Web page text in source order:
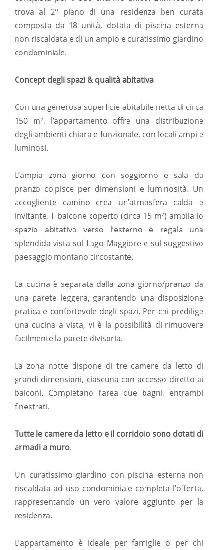
trova al 2° piano di una residenza ben curata
composta da 18 unità, dotata di piscina esterna
non riscaldata e di un ampio e curatissimo giardino
condominiale.
Concept degli spazi & qualità abitativa
Con una generosa superficie abitabile netta di circa
150 m², l’appartamento offre una distribuzione
degli ambienti chiara e funzionale, con locali ampi e
luminosi.
L’ampia zona giorno con soggiorno e sala da
pranzo colpisce per dimensioni e luminosità. Un
accogliente camino crea un’atmosfera calda e
invitante. Il balcone coperto (circa 15 m²) amplia lo
spazio abitativo verso l’esterno e regala una
splendida vista sul Lago Maggiore e sul suggestivo
paesaggio montano circostante.
La cucina è separata dalla zona giorno/pranzo da
una parete leggera, garantendo una disposizione
pratica e confortevole degli spazi. Per chi predilige
una cucina a vista, vi è la possibilità di rimuovere
facilmente la parete divisoria.
La zona notte dispone di tre camere da letto di
grandi dimensioni, ciascuna con accesso diretto ai
balconi. Completano l’area due bagni, entrambi
finestrati.
Tutte le camere da letto e il corridoio sono dotati di
armadi a muro.
Un curatissimo giardino con piscina esterna non
riscaldata ad uso condominiale completa l’offerta,
rappresentando un vero valore aggiunto per la
residenza.
L’appartamento è ideale per famiglie o per chi